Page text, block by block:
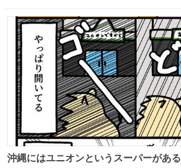
ト
数
数
沖縄にはユニオンというスーパーがある